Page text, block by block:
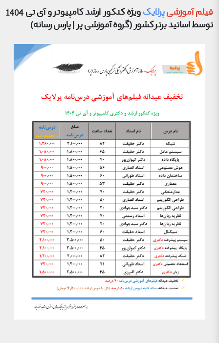
فیلمآموزشیپرلایک ویژه کنکور ارشد کامپیوتر و آی تی 1404
توسط اساتید برتر کشور (گروه آموزشی پر | پارس رسانه)